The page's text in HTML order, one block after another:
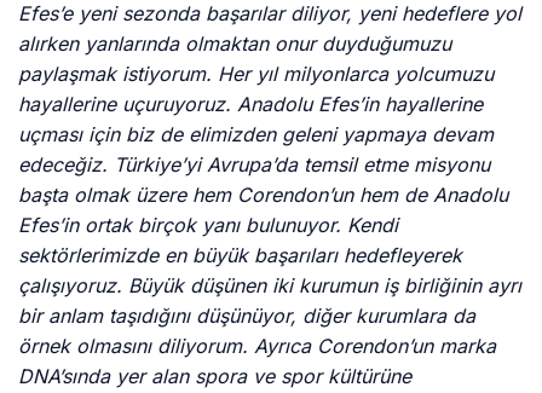
Efes’e yeni sezonda başarılar diliyor, yeni hedeflere yol
alırken yanlarında olmaktan onur duyduğumuzu
paylaşmak istiyorum. Her yıl milyonlarca yolcumuzu
hayallerine uçuruyoruz. Anadolu Efes’in hayallerine
uçması için biz de elimizden geleni yapmaya devam
edeceğiz. Türkiye’yi Avrupa’da temsil etme misyonu
başta olmak üzere hem Corendon’un hem de Anadolu
Efes’in ortak birçok yanı bulunuyor. Kendi
sektörlerimizde en büyük başarıları hedefleyerek
çalışıyoruz. Büyük düşünen iki kurumun iş birliğinin ayrı
bir anlam taşıdığını düşünüyor, diğer kurumlara da
örnek olmasını diliyorum. Ayrıca Corendon’un marka
DNA’sında yer alan spora ve spor kültürüne